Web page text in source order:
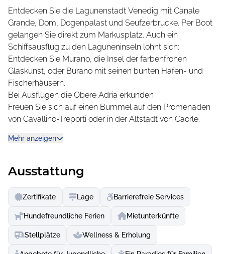
Urlaub unvergesslich zu machen. Lassen Sie sich
Venedig und die Umgebung von Cavallino-Treporti nicht
entgehen. Tennis, große Fußballfelder, eine Reitschule,
ein Platz zum Bogenschießen, Windsurfkurse sowie einen
Tretbootverleih runden das umfangreiche Freizeitangebot
ab.
Das kulinarische Angebot auf dem Campingplatz Union
Lido Mare bietet eine großen Auswahl an Restaurants,
vom raffinierten Abendessen bis hin zu einem schnellen
und appetitlichen Snack. Die Restaurants, Pizzerien,
Rotisserie, Creperia, Bars und Buffet-Bars stehen Ihnen
Entdecken Sie die Lagunenstadt Venedig mit Canale
Grande, Dom, Dogenpalast und Seufzerbrücke. Per Boot
gelangen Sie direkt zum Markusplatz. Auch ein
Schiffsausflug zu den Laguneninseln lohnt sich:
Entdecken Sie Murano, die Insel der farbenfrohen
Glaskunst, oder Burano mit seinen bunten Hafen- und
Fischerhäusern.
Bei Ausflügen die Obere Adria erkunden
Freuen Sie sich auf einen Bummel auf den Promenaden
von Cavallino-Treporti oder in der Altstadt von Caorle.
Fahrrad, oder entdecken Sie die Kunstmuseen oder
auch auf eine Erlebnistour mit dem Piratenschiff!
Mehr anzeigen
Ausstattung
Zertifikate Lage Barrierefreie Services
Hundefreundliche Ferien Mietunterkünfte
Stellplätze Wellness & Erholung